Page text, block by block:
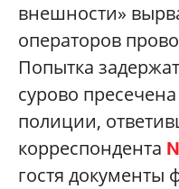
внешности»
операторов
Попытка
сурово
полиции,
корреспондента
гостя документы